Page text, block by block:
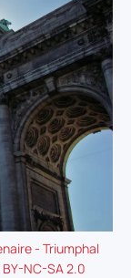
- Triumphal
BY-NC-SA 2.0